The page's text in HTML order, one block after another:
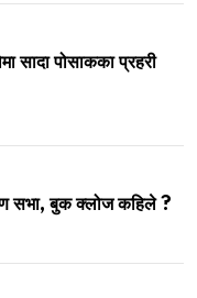
सादा पोसाकका प्रहरी
सभा, बुक क्लोज कहिले ?